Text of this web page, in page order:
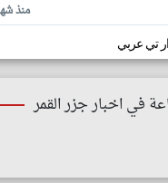
منذ
ار تي عربي
في اخبار جزر القمر